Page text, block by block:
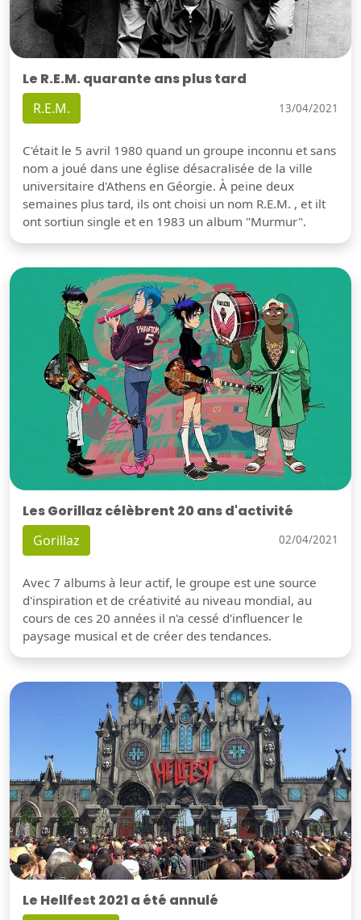
Le R.E.M. quarante ans plus tard
R.E.M. 13/04/2021
C'était le 5 avril 1980 quand un groupe inconnu et sans
nom a joué dans une église désacralisée de la ville
universitaire d'Athens en Géorgie. À peine deux
semaines plus tard, ils ont choisi un nom R.E.M. , et ilt
ont sortiun single et en 1983 un album "Murmur".
Les Gorillaz célèbrent 20 ans d'activité
Gorillaz 02/04/2021
Avec 7 albums à leur actif, le groupe est une source
d'inspiration et de créativité au niveau mondial, au
cours de ces 20 années il n'a cessé d'influencer le
paysage musical et de créer des tendances.
Le Hellfest 2021 a été annulé